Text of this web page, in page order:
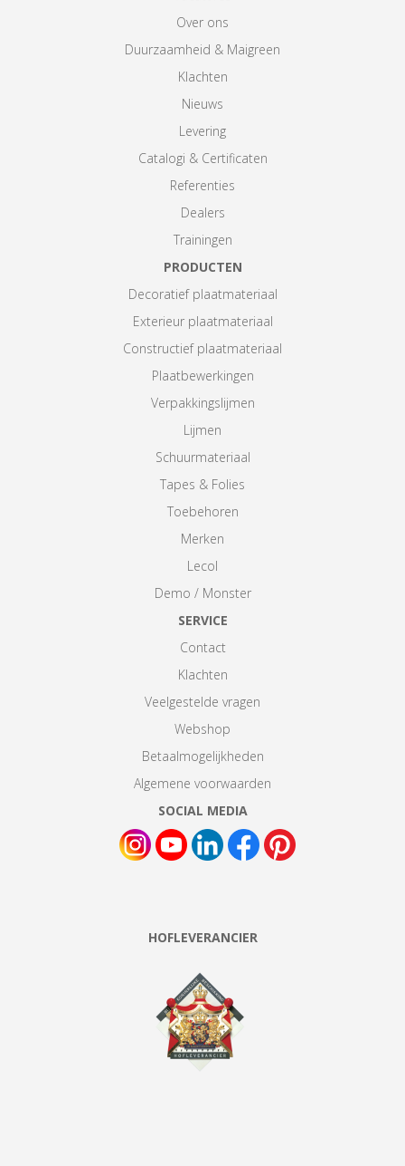
Over ons
Duurzaamheid & Maigreen
Klachten
Nieuws
Levering
Catalogi & Certificaten
Referenties
Dealers
Trainingen
PRODUCTEN
Decoratief plaatmateriaal
Exterieur plaatmateriaal
Constructief plaatmateriaal
Plaatbewerkingen
Verpakkingslijmen
Lijmen
Schuurmateriaal
Tapes & Folies
Toebehoren
Merken
Lecol
Demo / Monster
SERVICE
Contact
Klachten
Veelgestelde vragen
Webshop
Betaalmogelijkheden
Algemene voorwaarden
SOCIAL MEDIA
HOFLEVERANCIER